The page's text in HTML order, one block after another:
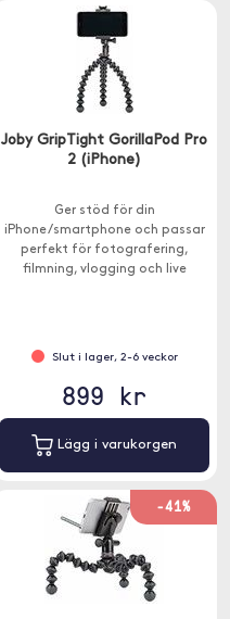
Joby GripTight GorillaPod Pro
2 (iPhone)
Ger stöd för din
iPhone/smartphone och passar
perfekt för fotografering,
filmning, vlogging och live
Slut i lager, 2-6 veckor
899 kr
Lägg i varukorgen
-41%